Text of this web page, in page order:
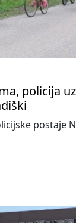
policija
postaje